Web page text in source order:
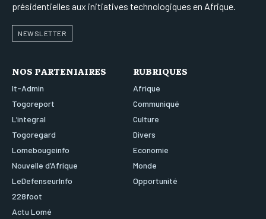
présidentielles aux initiatives technologiques en Afrique.
NEWSLETTER
NOS PARTENIAIRES
It-Admin
Togoreport
L’integral
Togoregard
Lomebougeinfo
Nouvelle d’Afrique
LeDefenseurInfo
228foot
Actu Lomé
RUBRIQUES
Afrique
Communiqué
Culture
Divers
Economie
Monde
Opportunité